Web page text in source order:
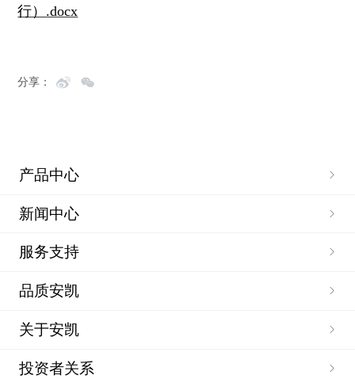
行）.docx
分享：
产品中心
新闻中心
服务支持
品质安凯
关于安凯
投资者关系